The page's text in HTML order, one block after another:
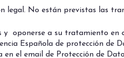
legal. No están previstas las
y oponerse a su tratamiento
Española de protección de
el email de Protección de